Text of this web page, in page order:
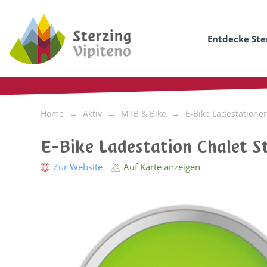
Entdecke
Home Aktiv MTB & Bike E-Bike
E-Bike Ladestation Chalet
Zur Website Auf Karte anzeigen